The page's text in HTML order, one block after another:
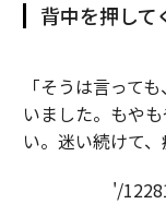
背中を押して
「そうは言って
いました。もや
い。迷い続けて
'/